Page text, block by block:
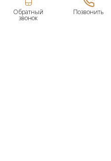
Обратный
звонок
Позвонить